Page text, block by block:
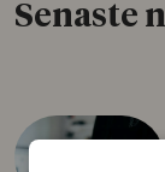
Senaste